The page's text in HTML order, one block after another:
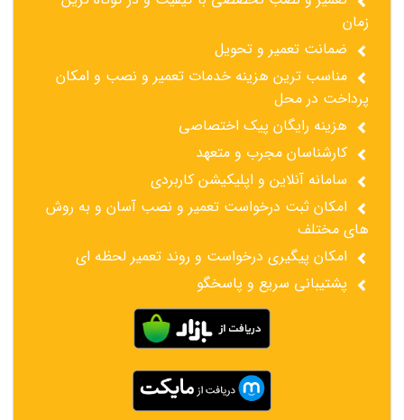
زمان
ضمانت تعمیر و تحویل
مناسب ترین هزینه خدمات تعمیر و نصب و امکان
پرداخت در محل
هزینه رایگان پیک اختصاصی
کارشناسان مجرب و متعهد
سامانه آنلاین و اپلیکیشن کاربردی
امکان ثبت درخواست تعمیر و نصب آسان و به روش
های مختلف
امکان پیگیری درخواست و روند تعمیر لحظه ای
پشتیبانی سریع و پاسخگو